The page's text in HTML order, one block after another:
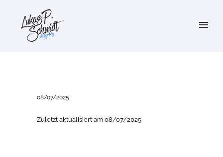
08/07/2025
Zuletzt aktualisiert am 08/07/2025